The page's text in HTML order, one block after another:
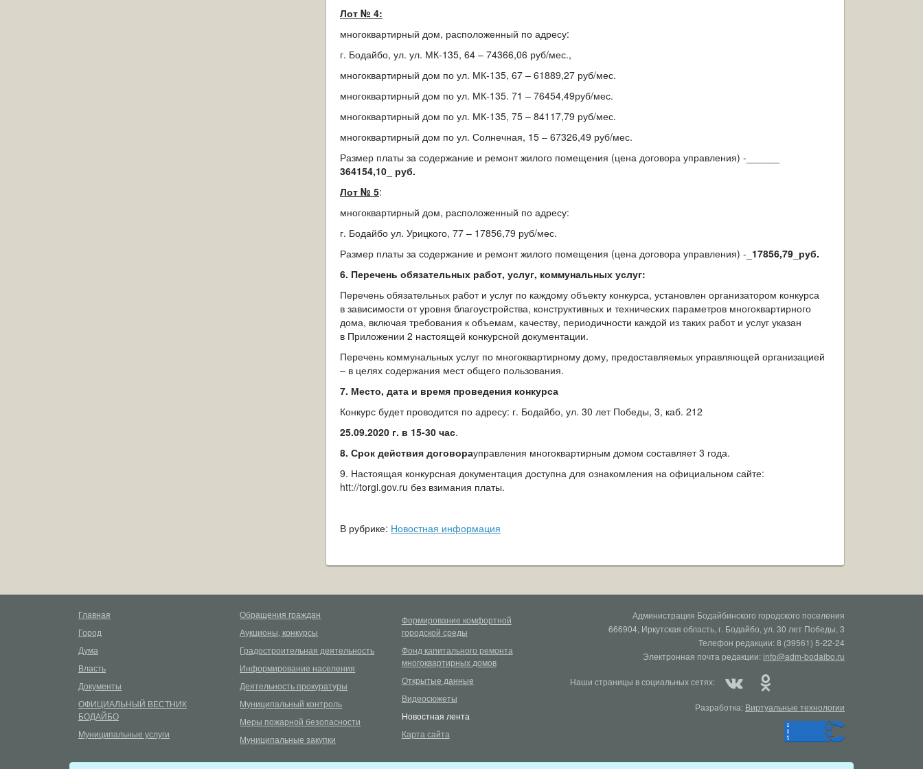
Лот № 4:
многоквартирный дом, расположенный по адресу:
г. Бодайбо, ул. ул. МК-135, 64 – 74366,06 руб/мес.,
многоквартирный дом по ул. МК-135, 67 – 61889,27 руб/мес.
многоквартирный дом по ул. МК-135. 71 – 76454,49руб/мес.
многоквартирный дом по ул. МК-135, 75 – 84117,79 руб/мес.
многоквартирный дом по ул. Солнечная, 15 – 67326,49 руб/мес.
Размер платы за содержание и ремонт жилого помещения (цена договора управления) -______
364154,10_
руб.
Лот № 5:
многоквартирный дом, расположенный по адресу:
г. Бодайбо ул. Урицкого, 77 – 17856,79 руб/мес.
Размер платы за содержание и ремонт жилого помещения (цена договора управления) -_ 17856,79 руб.
6. Перечень обязательных работ, услуг, коммунальных услуг:
Перечень обязательных работ и услуг по каждому объекту конкурса, установлен организатором конкурса
в зависимости от уровня благоустройства, конструктивных и технических параметров многоквартирного
дома, включая требования к объемам, качеству, периодичности каждой из таких работ и услуг указан
в Приложении 2 настоящей конкурсной документации.
Перечень коммунальных услуг по многоквартирному дому, предоставляемых управляющей организацией
– в целях содержания мест общего пользования.
7. Место, дата и время проведения конкурса
Конкурс будет проводится по адресу: г. Бодайбо, ул. 30 лет Победы, 3, каб. 212
25.09.2020 г. в 15-30 час.
8. Срок действия договорауправления многоквартирным домом составляет 3 года.
9. Настоящая конкурсная документация доступна для ознакомления на официальном сайте:
htt://torgi.gov.ru без взимания платы.
В рубрике: Новостная информация
Главная
Город
Дума
Власть
Документы
ОФИЦИАЛЬНЫЙ ВЕСТНИК
БОДАЙБО
Муниципальные услуги
Обращения граждан
Аукционы, конкурсы
Градостроительная деятельность
Информирование населения
Деятельность прокуратуры
Муниципальный контроль
Меры пожарной безопасности
Муниципальные закупки
Формирование комфортной
городской среды
Фонд капитального ремонта
многоквартирных домов
Открытые данные
Видеосюжеты
Новостная лента
Карта сайта
Администрация Бодайбинского городского поселения
666904, Иркутская область, г. Бодайбо, ул. 30 лет Победы, 3
Телефон редакции: 8 (39561) 5-22-24
Электронная почта редакции:info@adm-bodaibo.ru
Наши страницы в социальных сетях:
Разработка: Виртуальные технологии